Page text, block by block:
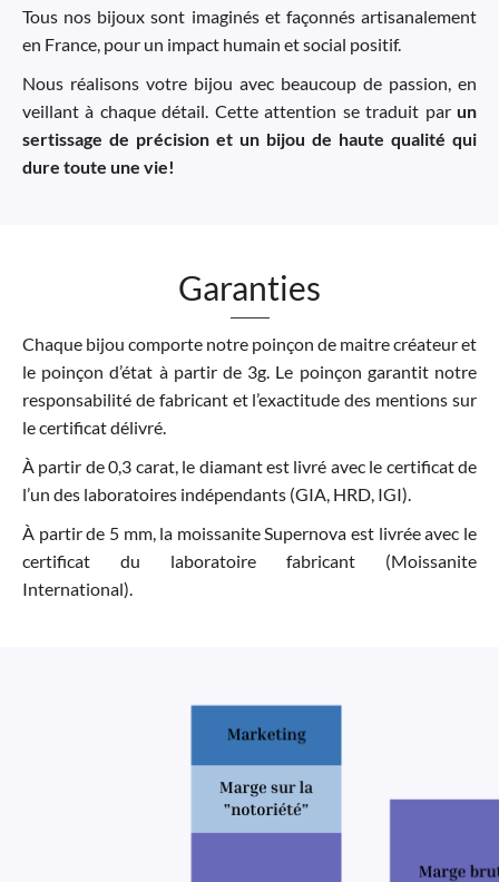
Tous nos bijoux sont imaginés et façonnés artisanalement
en France, pour un impact humain et social positif.
Nous réalisons votre bijou avec beaucoup de passion, en
veillant à chaque détail. Cette attention se traduit par un
sertissage de précision et un bijou de haute qualité qui
dure toute une vie!
Garanties
Chaque bijou comporte notre poinçon de maitre créateur et
le poinçon d’état à partir de 3g. Le poinçon garantit notre
responsabilité de fabricant et l’exactitude des mentions sur
le certificat délivré.
À partir de 0,3 carat, le diamant est livré avec le certificat de
l’un des laboratoires indépendants (GIA, HRD, IGI).
À partir de 5 mm, la moissanite Supernova est livrée avec le
certificat du laboratoire fabricant (Moissanite
International).